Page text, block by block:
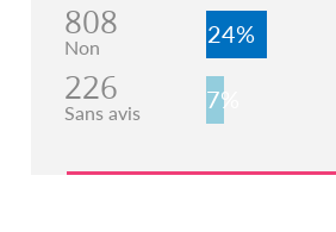
808
Non 24%
226
Sans avis 7%